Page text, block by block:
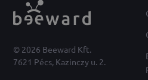
© 2026 Beeward Kft.
7621 Pécs, Kazinczy u. 2.